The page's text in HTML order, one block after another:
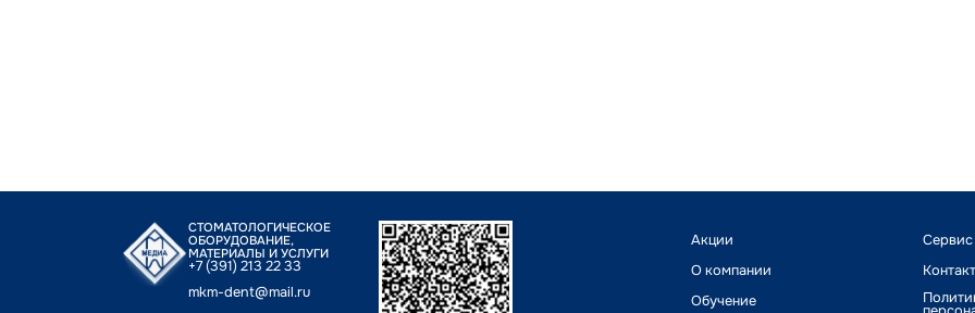
СТОМАТОЛОГИЧЕСКОЕ
ОБОРУДОВАНИЕ,
МАТЕРИАЛЫ И УСЛУГИ
+7 (391) 213 22 33
mkm-dent@mail.ru
Акции
О компании
Обучение
Сервис